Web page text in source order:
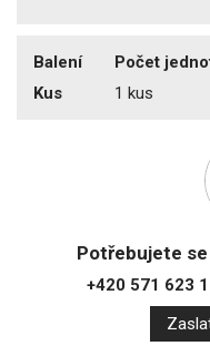
Balení Počet
Kus
1 kus
Potřebujete
+420 571 623